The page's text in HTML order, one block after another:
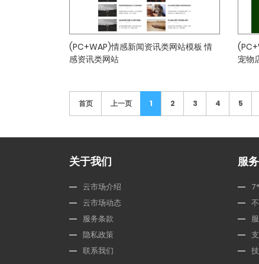
(PC+WAP)情感新闻资讯类网站模板 情
感资讯类网站
宠物
首页 上一页 1 2 3 4 5
关于我们
云市场介绍
云市场动态
服务条款
隐私政策
联系我们
服